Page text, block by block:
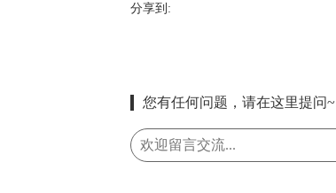
分享到:
您有任何问题，请在这里提问~